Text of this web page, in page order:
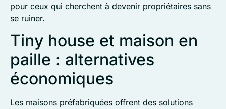
pour ceux qui cherchent à devenir propriétaires sans
se ruiner.
Tiny house et maison en
paille : alternatives
économiques
Les maisons préfabriquées offrent des solutions